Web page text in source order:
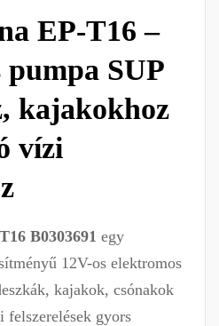
EP-T16 –
SUP
kajakokhoz
vízi
B0303691 egy
12V-os elektromos
kajakok, csónakok
felszerelések gyors